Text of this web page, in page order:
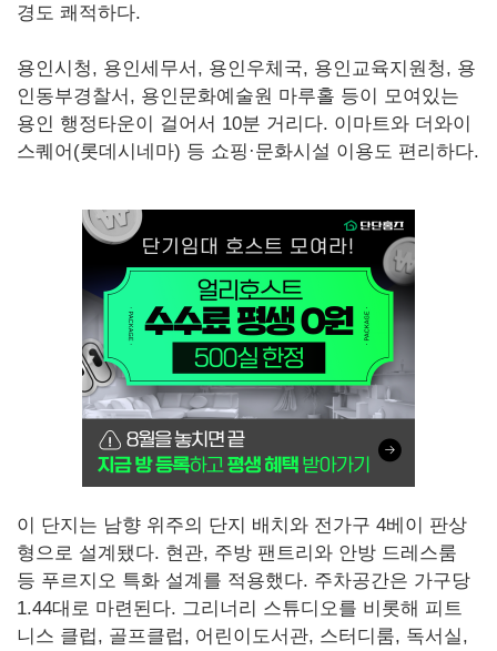
경도 쾌적하다.
용인시청, 용인세무서, 용인우체국, 용인교육지원청, 용
인동부경찰서, 용인문화예술원 마루홀 등이 모여있는
용인 행정타운이 걸어서 10분 거리다. 이마트와 더와이
스퀘어(롯데시네마) 등 쇼핑·문화시설 이용도 편리하다.
이 단지는 남향 위주의 단지 배치와 전가구 4베이 판상
형으로 설계됐다. 현관, 주방 팬트리와 안방 드레스룸
등 푸르지오 특화 설계를 적용했다. 주차공간은 가구당
1.44대로 마련된다. 그리너리 스튜디오를 비롯해 피트
니스 클럽, 골프클럽, 어린이도서관, 스터디룸, 독서실,